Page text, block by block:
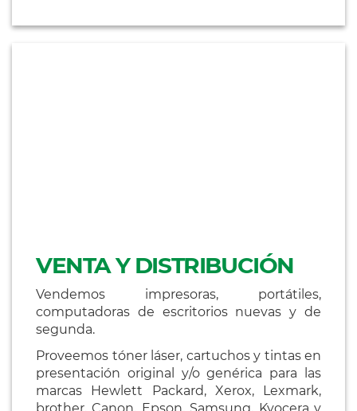
VENTA Y DISTRIBUCIÓN
Vendemos impresoras, portátiles,
computadoras de escritorios nuevas y de
segunda.
Proveemos tóner láser, cartuchos y tintas en
presentación original y/o genérica para las
marcas Hewlett Packard, Xerox, Lexmark,